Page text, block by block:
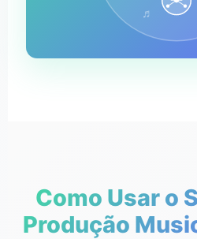
♬
Como Usar o
Produção